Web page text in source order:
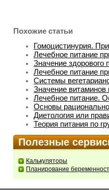
Похожие статьи
Гомоцистинурия.
Лечебное питание
Значение здорового
Лечебное питание
Системы
Значение витаминов
Лечебное питание.
Основы
Диетология или
Теория питания по
Полезные
Калькуляторы
Планирование